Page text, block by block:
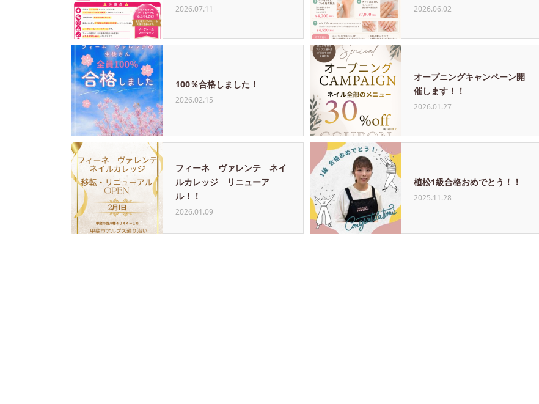
2026.07.11 2026.06.02
100％合格しました！
2026.02.15
オープニングキャンペーン開
催します！！
2026.01.27
フィーネ ヴァレンテ ネイ
ルカレッジ リニューア
ル！！
2026.01.09
植松1級合格おめでとう！！
2025.11.28